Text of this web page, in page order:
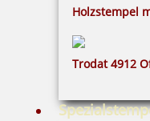
Holzstempel
Trodat 4912
inkl. 19 % Mwst.